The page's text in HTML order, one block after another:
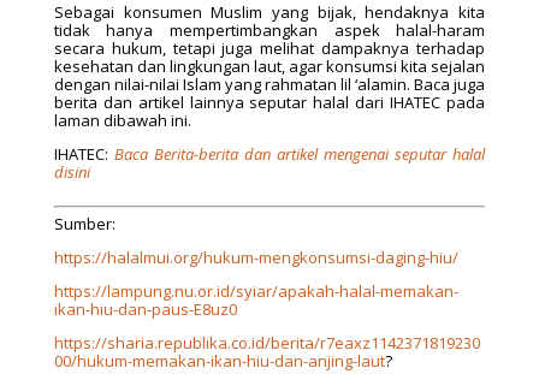
Sebagai konsumen Muslim yang bijak, hendaknya kita
tidak hanya mempertimbangkan aspek halal-haram
secara hukum, tetapi juga melihat dampaknya terhadap
kesehatan dan lingkungan laut, agar konsumsi kita sejalan
dengan nilai-nilai Islam yang rahmatan lil ‘alamin. Baca juga
berita dan artikel lainnya seputar halal dari IHATEC pada
laman dibawah ini.
IHATEC: Baca Berita-berita dan artikel mengenai seputar halal
disini
Sumber:
https://halalmui.org/hukum-mengkonsumsi-daging-hiu/
https://lampung.nu.or.id/syiar/apakah-halal-memakan-
ikan-hiu-dan-paus-E8uz0
https://sharia.republika.co.id/berita/r7eaxz1142371819230
00/hukum-memakan-ikan-hiu-dan-anjing-laut?